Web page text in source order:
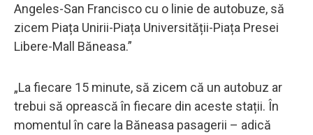
Angeles-San Francisco cu o linie de autobuze, să
zicem Piața Unirii-Piața Universității-Piața Presei
Libere-Mall Băneasa.”
„La fiecare 15 minute, să zicem că un autobuz ar
trebui să oprească în fiecare din aceste stații. În
momentul în care la Băneasa pasagerii – adică